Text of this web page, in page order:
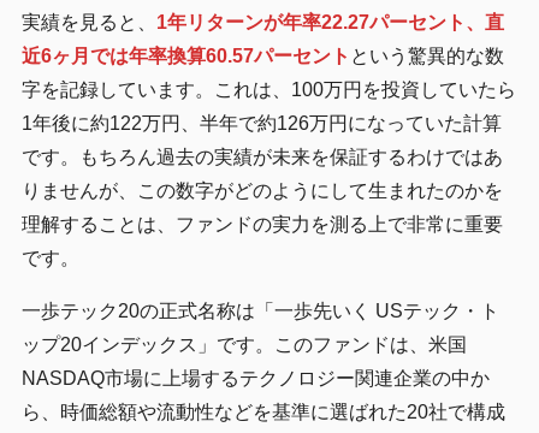
実績を見ると、 1年リターンが年率22.27パーセント、直
近6ヶ月では年率換算60.57パーセント という驚異的な数
字を記録しています。これは、100万円を投資していたら
1年後に約122万円、半年で約126万円になっていた計算
です。もちろん過去の実績が未来を保証するわけではあ
りませんが、この数字がどのようにして生まれたのかを
理解することは、ファンドの実力を測る上で非常に重要
です。
一歩テック20の正式名称は「一歩先いく USテック・ト
ップ20インデックス」です。このファンドは、米国
NASDAQ市場に上場するテクノロジー関連企業の中か
ら、時価総額や流動性などを基準に選ばれた20社で構成